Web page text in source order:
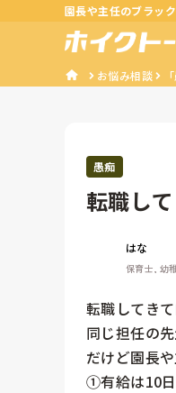
園長や主任のブラッ
お悩み相談
愚痴
転職し
はな
保育士, 幼
転職してき
同じ担任の
だけど園長
①有給は10日